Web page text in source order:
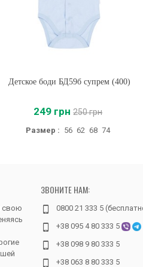
Купить
Детское боди БД59б супрем (400)
249 грн 250 грн
Размер : 56 62 68 74
свою
ЗВОНИТЕ НАМ:
0800 21 333 5
+38 095 4 80 333 5
+38 098 9 80 333 5
+38 063 8 80 333 5